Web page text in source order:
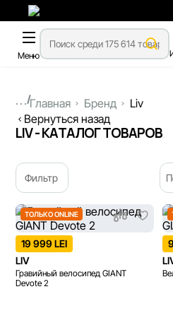
Меню
...Главная Бренд
Liv
Вернуться назад
LIV - КАТАЛОГ ТОВАРОВ
Фильтр
ТОЛЬКО ONLINE
19 999 LEI
LIV
Гравийный велосипед GIANT
Devote 2